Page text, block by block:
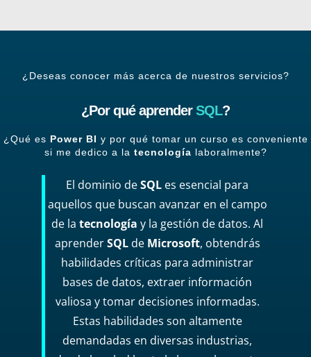
¿Deseas conocer más acerca de nuestros servicios?
¿Por qué aprenderSQL?
¿Qué es Power BI y por qué tomar un curso es conveniente
si me dedico a la tecnología laboralmente?
El dominio deSQL es esencial para
aquellos que buscan avanzar en el campo
de la tecnología y la gestión de datos. Al
aprenderSQLde Microsoft, obtendrás
habilidades críticas para administrar
bases de datos, extraer información
valiosa y tomar decisiones informadas.
Estas habilidades son altamente
demandadas en diversas industrias,